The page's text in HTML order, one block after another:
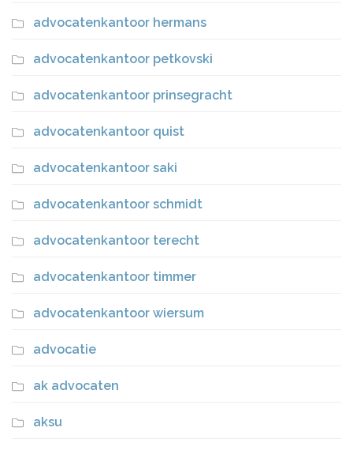
advocatenkantoor hermans
advocatenkantoor petkovski
advocatenkantoor prinsegracht
advocatenkantoor quist
advocatenkantoor saki
advocatenkantoor schmidt
advocatenkantoor terecht
advocatenkantoor timmer
advocatenkantoor wiersum
advocatie
ak advocaten
aksu